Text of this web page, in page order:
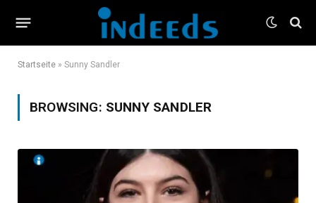
Startseite » Sunny Sandler
BROWSING: SUNNY SANDLER